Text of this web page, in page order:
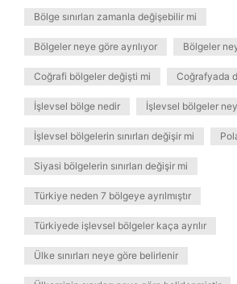
Bölge sınırları zamanla değişebilir mi
Bölgeler neye göre ayrılıyor Bölgeler
Coğrafi bölgeler değişti mi Coğrafyada
İşlevsel bölge nedir İşlevsel bölgeler
İşlevsel bölgelerin sınırları değişir mi
Siyasi bölgelerin sınırları değişir mi
Türkiye neden 7 bölgeye ayrılmıştır
Türkiyede işlevsel bölgeler kaça ayrılır
Ülke sınırları neye göre belirlenir